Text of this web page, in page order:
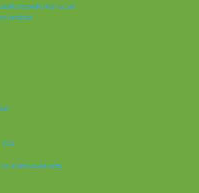
Internacionales